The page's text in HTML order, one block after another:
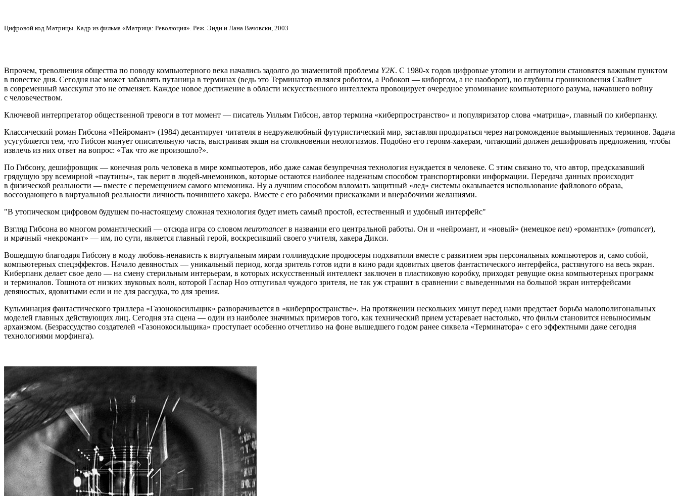
Цифровой код Матрицы. Кадр из фильма «Матрица: Революция». Реж. Энди и Лана Вачовски, 2003
Впрочем, треволнения общества по поводу компьютерного века начались задолго до знаменитой проблемы Y2K. С 1980-х годов цифровые утопии и антиутопии становятся важным пунктом
в повестке дня. Сегодня нас может забавлять путаница в терминах (ведь это Терминатор являлся роботом, а Робокоп — киборгом, а не наоборот), но глубины проникновения Скайнет
в современный масскульт это не отменяет. Каждое новое достижение в области искусственного интеллекта провоцирует очередное упоминание компьютерного разума, начавшего войну
с человечеством.
Ключевой интерпретатор общественной тревоги в тот момент — писатель Уильям Гибсон, автор термина «киберпространство» и популяризатор слова «матрица», главный по киберпанку.
Классический роман Гибсона «Нейромант» (1984) десантирует читателя в недружелюбный футуристический мир, заставляя продираться через нагромождение вымышленных терминов. Задача
усугубляется тем, что Гибсон минует описательную часть, выстраивая экшн на столкновении неологизмов. Подобно его героям-хакерам, читающий должен дешифровать предложения, чтобы
извлечь из них ответ на вопрос: «Так что же произошло?».
По Гибсону, дешифровщик — конечная роль человека в мире компьютеров, ибо даже самая безупречная технология нуждается в человеке. С этим связано то, что автор, предсказавший
грядущую эру всемирной «паутины», так верит в людей-мнемоников, которые остаются наиболее надежным способом транспортировки информации. Передача данных происходит
в физической реальности — вместе с перемещением самого мнемоника. Ну а лучшим способом взломать защитный «лед» системы оказывается использование файлового образа,
воссоздающего в виртуальной реальности личность почившего хакера. Вместе с его рабочими присказками и внерабочими желаниями.
В утопическом цифровом будущем по-настоящему сложная технология будет иметь самый простой, естественный и удобный интерфейс
Взгляд Гибсона во многом романтический — отсюда игра со словом neuromancerв названии его центральной работы. Он и «нейромант, и «новый» (немецкое neu) «романтик» (romancer),
и мрачный «некромант» — им, по сути, является главный герой, воскресивший своего учителя, хакера Дикси.
Вошедшую благодаря Гибсону в моду любовь-ненависть к виртуальным мирам голливудские продюсеры подхватили вместе с развитием эры персональных компьютеров и, само собой,
компьютерных спецэффектов. Начало девяностых — уникальный период, когда зритель готов идти в кино ради ядовитых цветов фантастического интерфейса, растянутого на весь экран.
Киберпанк делает свое дело — на смену стерильным интерьерам, в которых искусственный интеллект заключен в пластиковую коробку, приходят ревущие окна компьютерных программ
и терминалов. Тошнота от низких звуковых волн, которой Гаспар Ноэ отпугивал чуждого зрителя, не так уж страшит в сравнении с выведенными на большой экран интерфейсами
девяностых, ядовитыми если и не для рассудка, то для зрения.
Кульминация фантастического триллера «Газонокосильщик» разворачивается в «киберпространстве». На протяжении нескольких минут перед нами предстает борьба малополигональных
моделей главных действующих лиц. Сегодня эта сцена — один из наиболее значимых примеров того, как технический прием устаревает настолько, что фильм становится невыносимым
архаизмом. (Безрассудство создателей «Газонокосильщика» проступает особенно отчетливо на фоне вышедшего годом ранее сиквела «Терминатора» с его эффектными даже сегодня
технологиями морфинга).